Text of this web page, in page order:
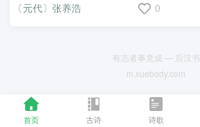
首页 古诗 诗歌
〔元代〕张养浩 0
有志者事竟成 — 后汉书
m.xuebody.com